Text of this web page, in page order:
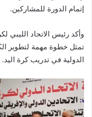
إتمام الدورة للمشاركين.
وأكد رئيس الاتحاد الليبي
تمثل خطوة مهمة لتطوير
الدولية في تدريب كرة اليد.